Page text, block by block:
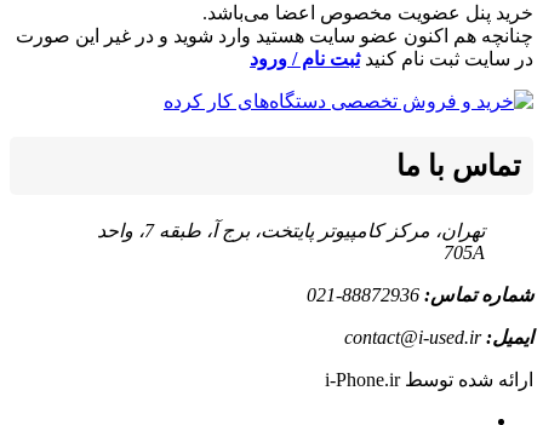
خرید پنل عضویت مخصوص اعضا می‌باشد.
چنانچه هم‌ اکنون عضو سایت هستید وارد شوید و در غیر این صورت
در سایت ثبت نام کنیدثبت نام / ورود
تماس با ما
تهران، مرکز کامپیوتر پایتخت، برج آ، طبقه 7، واحد
705A
شماره تماس: 88872936-021
ایمیل:contact@i-used.ir
ارائه شده توسط i-Phone.ir